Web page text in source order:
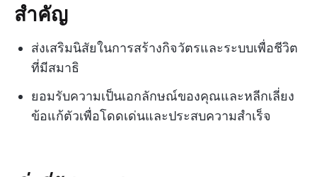
สำคัญ
ส่งเสริมนิสัยในการสร้างกิจวัตรและระบบเพื่อชีวิต
ที่มีสมาธิ
ยอมรับความเป็นเอกลักษณ์ของคุณและหลีกเลี่ยง
ข้อแก้ตัวเพื่อโดดเด่นและประสบความสำเร็จ